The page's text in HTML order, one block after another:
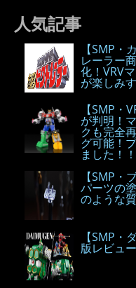
人気記事
【SMP・
レーラー
化！VRV
が楽しみ
【SMP・
が判明！
クも完全
グ可能！
ました！！
【SMP・
パーツの
のような
【SMP
版レビュ